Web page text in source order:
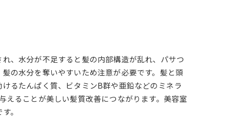
、水分が不足すると髪の内部構造が乱れ、パサつ
の水分を奪いやすいため注意が必要です。髪と頭
るたんぱく質、ビタミンB群や亜鉛などのミネラ
えることが美しい髪質改善につながります。美容室
。